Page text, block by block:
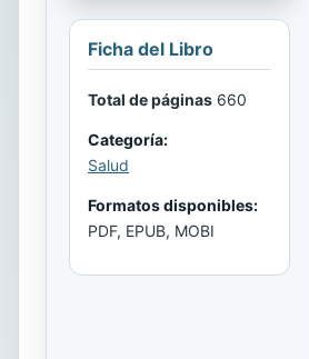
Ficha del Libro
Total de páginas 660
Categoría:
Salud
Formatos disponibles:
PDF, EPUB, MOBI